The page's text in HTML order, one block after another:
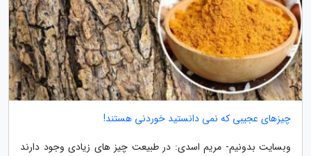
چیزهای عجیبی که نمی دانستید خوردنی هستند!
وبسایت بدونیم- مریم اسدی: در طبیعت چیز های زیادی وجود دارند